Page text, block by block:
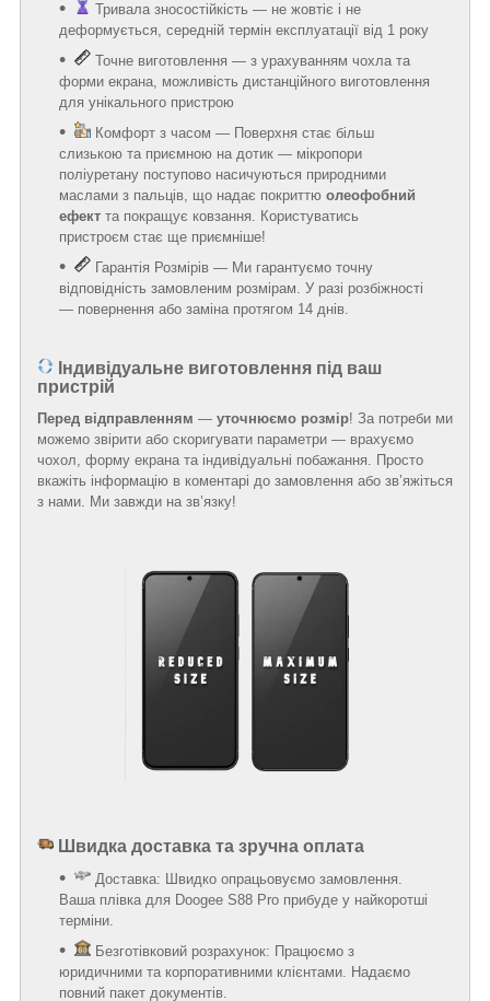
Тривала зносостійкість — не жовтіє і не
деформується, середній термін експлуатації від 1 року
Точне виготовлення — з урахуванням чохла та
форми екрана, можливість дистанційного виготовлення
для унікального пристрою
Комфорт з часом — Поверхня стає більш
слизькою та приємною на дотик — мікропори
поліуретану поступово насичуються природними
маслами з пальців, що надає покриттю олеофобний
ефект та покращує ковзання. Користуватись
пристроєм стає ще приємніше!
Гарантія Розмірів — Ми гарантуємо точну
відповідність замовленим розмірам. У разі розбіжності
— повернення або заміна протягом 14 днів.
Індивідуальне виготовлення під ваш
пристрій
Перед відправленням — уточнюємо розмір! За потреби ми
можемо звірити або скоригувати параметри — врахуємо
чохол, форму екрана та індивідуальні побажання. Просто
вкажіть інформацію в коментарі до замовлення або зв’яжіться
з нами. Ми завжди на зв’язку!
Швидка доставка та зручна оплата
Доставка: Швидко опрацьовуємо замовлення.
Ваша плівка для Doogee S88 Pro прибуде у найкоротші
терміни.
Безготівковий розрахунок: Працюємо з
юридичними та корпоративними клієнтами. Надаємо
повний пакет документів.